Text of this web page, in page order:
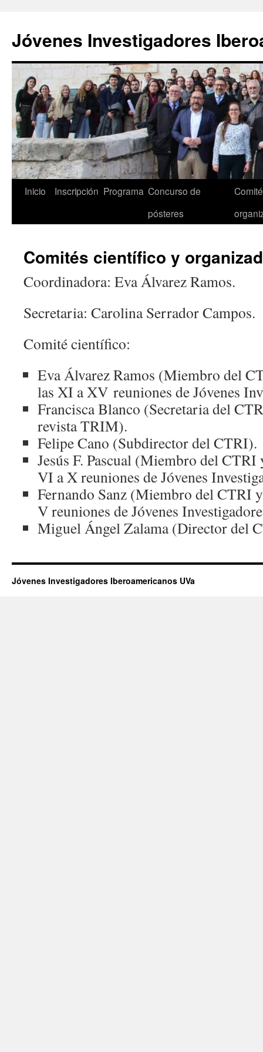
contenido
Jóvenes Investigadores
Inicio Inscripción Programa Concurso de
pósteres
Comités científico y
Coordinadora: Eva Álvarez Ramos.
Secretaria: Carolina Serrador Campos.
Comité científico:
Eva Álvarez Ramos (Miembro del
las XI a XV reuniones de Jóvenes
Francisca Blanco (Secretaria del
revista TRIM).
Felipe Cano (Subdirector del CTRI).
Jesús F. Pascual (Miembro del
VI a X reuniones de Jóvenes
Fernando Sanz (Miembro del CTRI
V reuniones de Jóvenes
Miguel Ángel Zalama (Director del
Jóvenes Investigadores Iberoamericanos UVa